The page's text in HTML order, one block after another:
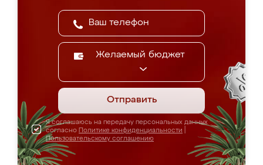
Желаемый бюджет
Отправить
Я соглашаюсь на передачу персональных данных
согласно Политике конфиденциальности
Пользовательскому соглашению